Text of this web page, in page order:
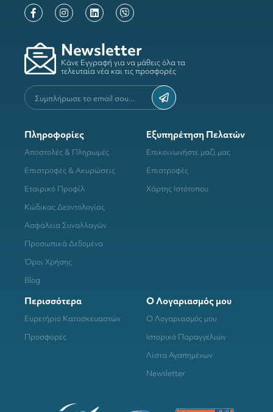
Newsletter
Κάνε Εγγραφή για να μάθεις όλα τα
τελευταία νέα και τις προσφορές
Πληροφορίες
Αποστολές & Πληρωμές
Επιστροφές & Ακυρώσεις
Εταιρικό Προφίλ
Κώδικας Δεοντολογίας
Ασφάλεια Συναλλαγών
Προσωπικά Δεδομένα
Όροι Χρήσης
Blog
Εξυπηρέτηση Πελατών
Επικοινωνήστε μαζί μας
Επιστροφές
Χάρτης Ιστότοπου
Περισσότερα
Ευρετήριο Κατασκευαστών
Προσφορές
Ο Λογαριασμός μου
Ο Λογαριασμός μου
Ιστορικό Παραγγελιών
Λίστα Αγαπημένων
Newsletter